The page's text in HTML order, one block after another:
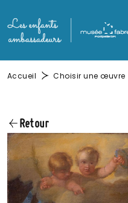
Fil d'Ariane
Accueil Choisir une œuvre
Retour